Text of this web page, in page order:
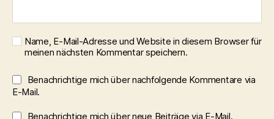
Name, E-Mail-Adresse und Website in diesem Browser für
meinen nächsten Kommentar speichern.
Benachrichtige mich über nachfolgende Kommentare via
E-Mail.
Benachrichtige mich über neue Beiträge via E-Mail.